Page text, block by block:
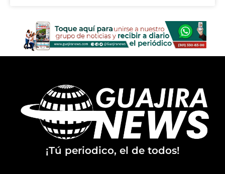
¡Tú periodico, el de todos!